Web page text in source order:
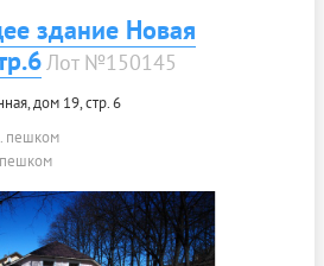
здание Новая
Лот №150145
дом 19, стр. 6
пешком